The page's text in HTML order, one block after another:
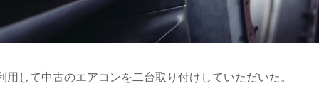
して中古のエアコンを二台取り付けしていただいた。